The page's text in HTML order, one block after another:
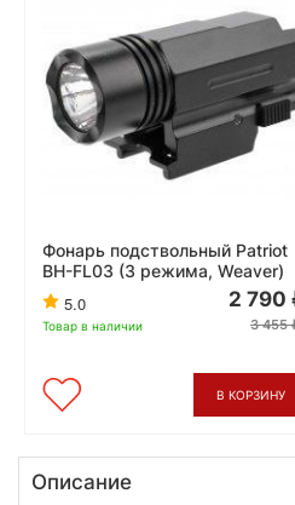
Фонарь подствольный Patriot
BH-FL03 (3 режима, Weaver)
5.0
Товар в наличии
2 790
3 455
В КОРЗИНУ
Описание